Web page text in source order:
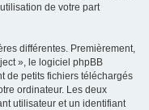
de votre part
différentes. Premièrement,
», le logiciel phpBB
de petits fichiers téléchargés
ordinateur. Les deux
utilisateur et un identifiant